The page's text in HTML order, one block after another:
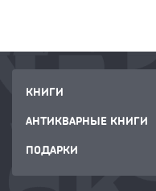
КНИГИ
АНТИКВАРНЫЕ КНИГИ
ПОДАРКИ